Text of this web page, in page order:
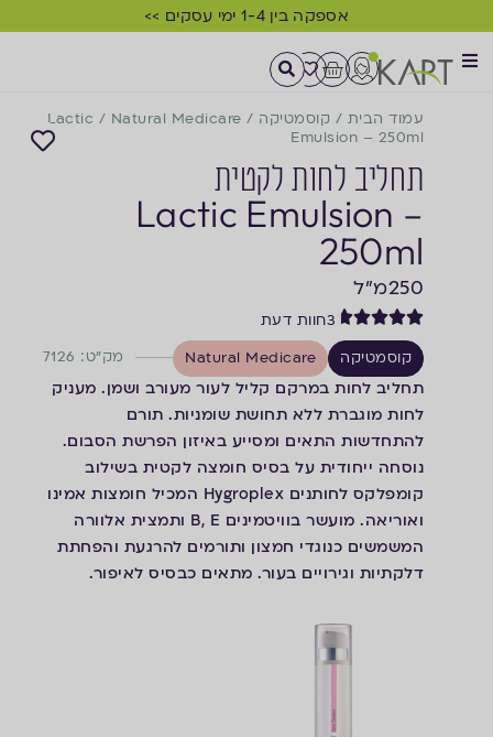
אספקה בין 1-4 ימי עסקים >>
עמוד הבית / קוסמטיקה /
Natural Medicare
/
Lactic
Emulsion – 250ml
תחליב לחות לקטית
Lactic Emulsion –
250ml
250מ"ל
3חוות דעת
קוסמטיקה
Natural Medicare מק"ט: 7126
תחליב לחות במרקם קליל לעור מעורב ושמן. מעניק
לחות מוגברת ללא תחושת שומניות. תורם
להתחדשות התאים ומסייע באיזון הפרשת הסבום.
נוסחה ייחודית על בסיס חומצה לקטית בשילוב
קומפלקס לחותנים Hygroplex המכיל חומצות אמינו
ואוריאה. מועשר בוויטמינים B, E ותמצית אלוורה
המשמשים כנוגדי חמצון ותורמים להרגעת והפחתת
דלקתיות וגירויים בעור. מתאים כבסיס לאיפור.